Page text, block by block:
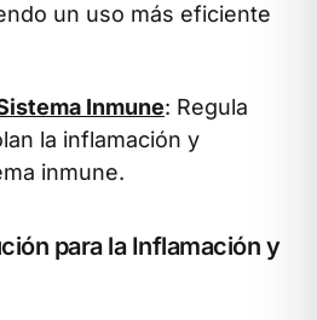
un uso más eficiente
Inmune: Regula
la inflamación y
inmune.
para la Inflamación y